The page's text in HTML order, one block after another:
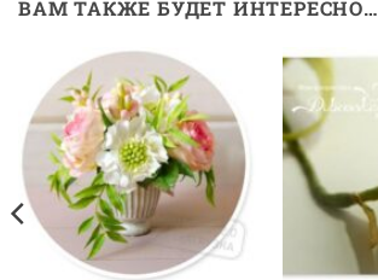
ВАМ ТАКЖЕ БУДЕТ ИНТЕРЕСНО…